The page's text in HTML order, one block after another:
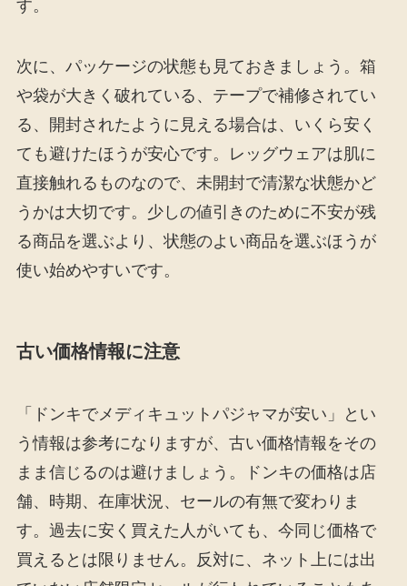
す。
次に、パッケージの状態も見ておきましょう。箱
や袋が大きく破れている、テープで補修されてい
る、開封されたように見える場合は、いくら安く
ても避けたほうが安心です。レッグウェアは肌に
直接触れるものなので、未開封で清潔な状態かど
うかは大切です。少しの値引きのために不安が残
る商品を選ぶより、状態のよい商品を選ぶほうが
使い始めやすいです。
古い価格情報に注意
「ドンキでメディキュットパジャマが安い」とい
う情報は参考になりますが、古い価格情報をその
まま信じるのは避けましょう。ドンキの価格は店
舗、時期、在庫状況、セールの有無で変わりま
す。過去に安く買えた人がいても、今同じ価格で
買えるとは限りません。反対に、ネット上には出